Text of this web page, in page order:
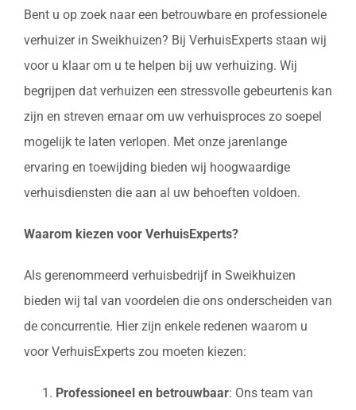
Bent u op zoek naar een betrouwbare en professionele
verhuizer in Sweikhuizen? Bij VerhuisExperts staan wij
voor u klaar om u te helpen bij uw verhuizing. Wij
begrijpen dat verhuizen een stressvolle gebeurtenis kan
zijn en streven ernaar om uw verhuisproces zo soepel
mogelijk te laten verlopen. Met onze jarenlange
ervaring en toewijding bieden wij hoogwaardige
verhuisdiensten die aan al uw behoeften voldoen.
Waarom kiezen voor VerhuisExperts?
Als gerenommeerd verhuisbedrijf in Sweikhuizen
bieden wij tal van voordelen die ons onderscheiden van
de concurrentie. Hier zijn enkele redenen waarom u
voor VerhuisExperts zou moeten kiezen:
Professioneel en betrouwbaar: Ons team van